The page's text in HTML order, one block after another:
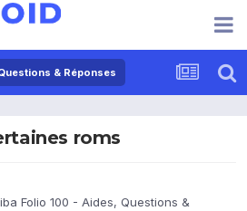
& Réponses
roms
Folio 100 - Aides, Questions &